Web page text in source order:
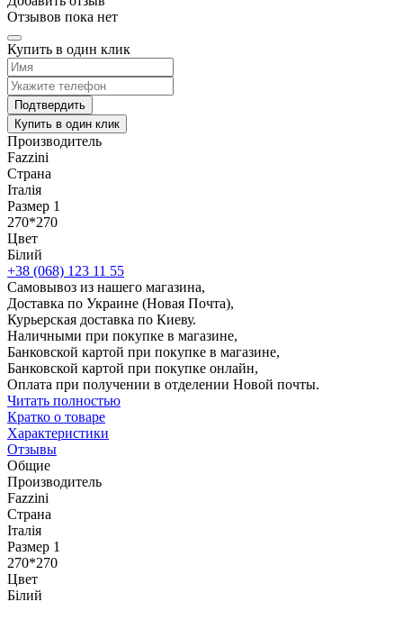
Отзывов пока нет
Купить в один клик
Подтвердить
Купить в один клик
Производитель
Fazzini
Страна
Італія
Размер 1
270*270
Цвет
Білий
+38 (068) 123 11 55
Самовывоз из нашего магазина,
Доставка по Украине (Новая Почта),
Курьерская доставка по Киеву.
Наличными при покупке в магазине,
Банковской картой при покупке в магазине,
Банковской картой при покупке онлайн,
Оплата при получении в отделении Новой почты.
Читать полностью
Кратко о товаре
Характеристики
Отзывы
Общие
Производитель
Fazzini
Страна
Італія
Размер 1
270*270
Цвет
Білий